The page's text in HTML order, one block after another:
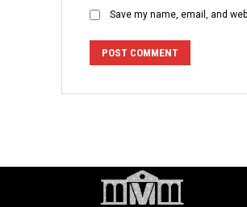
Save my name, email, and